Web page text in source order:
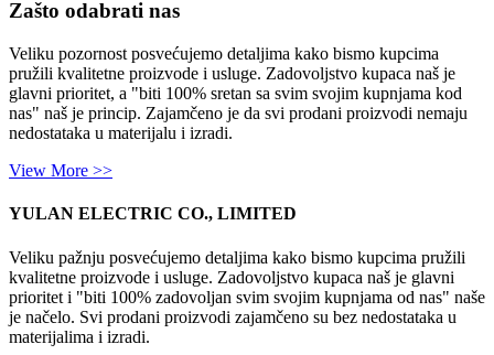
Zašto odabrati nas
Veliku pozornost posvećujemo detaljima kako bismo kupcima
pružili kvalitetne proizvode i usluge. Zadovoljstvo kupaca naš je
glavni prioritet, a "biti 100% sretan sa svim svojim kupnjama kod
nas" naš je princip. Zajamčeno je da svi prodani proizvodi nemaju
nedostataka u materijalu i izradi.
View More >>
YULAN ELECTRIC CO., LIMITED
Veliku pažnju posvećujemo detaljima kako bismo kupcima pružili
kvalitetne proizvode i usluge. Zadovoljstvo kupaca naš je glavni
prioritet i "biti 100% zadovoljan svim svojim kupnjama od nas" naše
je načelo. Svi prodani proizvodi zajamčeno su bez nedostataka u
materijalima i izradi.